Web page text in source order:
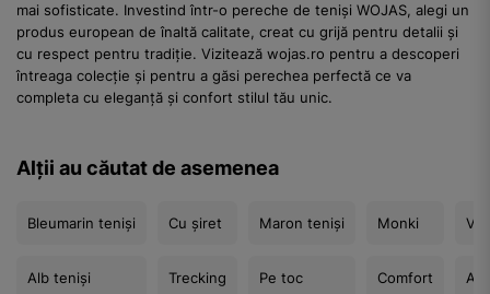
mai sofisticate. Investind într-o pereche de teniși WOJAS, alegi un
produs european de înaltă calitate, creat cu grijă pentru detalii și
cu respect pentru tradiție. Vizitează wojas.ro pentru a descoperi
întreaga colecție și pentru a găsi perechea perfectă ce va
completa cu eleganță și confort stilul tău unic.
Alții au căutat de asemenea
Bleumarin teniși
Alb teniși
Cu șiret
Trecking
Maron teniși
Pe toc
Monki
Comfort